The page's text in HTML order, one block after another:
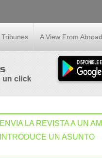
Tribunes A View From Abroad
ENVIA LA REVISTA A UN
INTRODUCE UN ASUNTO